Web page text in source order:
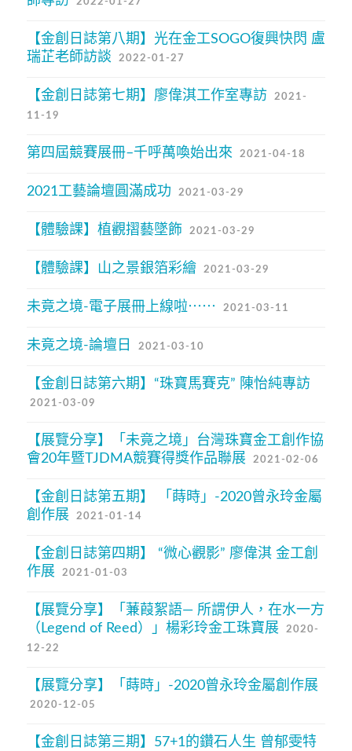
【金創日誌第八期】光在金工SOGO復興快閃 盧
瑞芷老師訪談
2022-01-27
【金創日誌第七期】廖偉淇工作室專訪
2021-
11-19
第四屆競賽展冊–千呼萬喚始出來 2021-04-18
2021工藝論壇圓滿成功 2021-03-29
【體驗課】植觀摺藝墜飾 2021-03-29
【體驗課】山之景銀箔彩繪 2021-03-29
未竟之境-電子展冊上線啦⋯⋯ 2021-03-11
未竟之境-論壇日 2021-03-10
【金創日誌第六期】“珠寶馬賽克” 陳怡純專訪
2021-03-09
【展覽分享】「未竟之境」台灣珠寶金工創作協
會20年暨TJDMA競賽得獎作品聯展
2021-02-06
【金創日誌第五期】 「蒔時」-2020曾永玲金屬
創作展
2021-01-14
【金創日誌第四期】 “微心觀影” 廖偉淇 金工創
作展
2021-01-03
【展覽分享】「蒹葭絮語— 所謂伊人，在水一方
（Legend of Reed）」楊彩玲金工珠寶展
2020-
12-22
【展覽分享】「蒔時」-2020曾永玲金屬創作展
2020-12-05
【金創日誌第三期】57+1的鑽石人生 曾郁雯特